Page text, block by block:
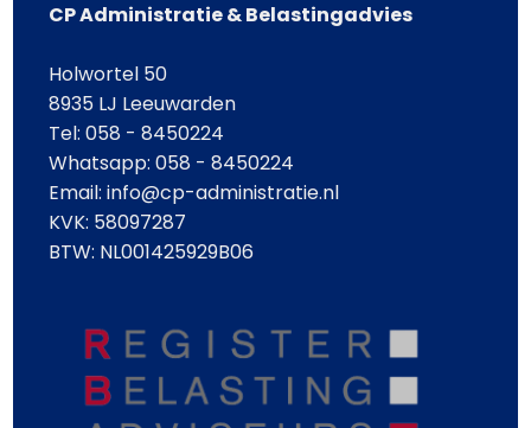
CP Administratie & Belastingadvies
Holwortel 50
8935 LJ Leeuwarden
Tel: 058 - 8450224
Whatsapp:058 - 8450224
Email: info@cp-administratie.nl
KVK: 58097287
BTW: NL001425929B06